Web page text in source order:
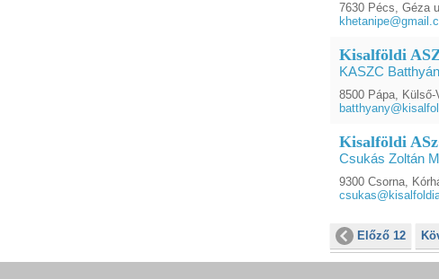
7630 Pécs, Géza
Kisalföldi
KASZC
8500 Pápa,
Kisalföldi
Csukás Zoltán
9300 Csorna,
Előző 12